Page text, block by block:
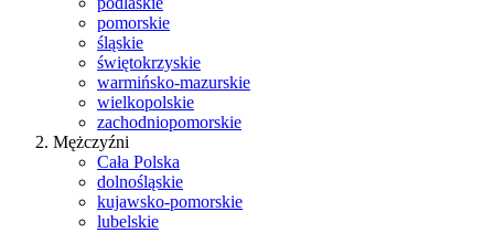
pomorskie
śląskie
świętokrzyskie
warmińsko-mazurskie
wielkopolskie
zachodniopomorskie
Mężczyźni
Cała Polska
dolnośląskie
kujawsko-pomorskie
lubelskie